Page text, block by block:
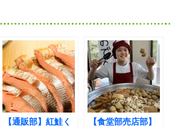
【通販部】紅鮭く
【食堂部売店部】